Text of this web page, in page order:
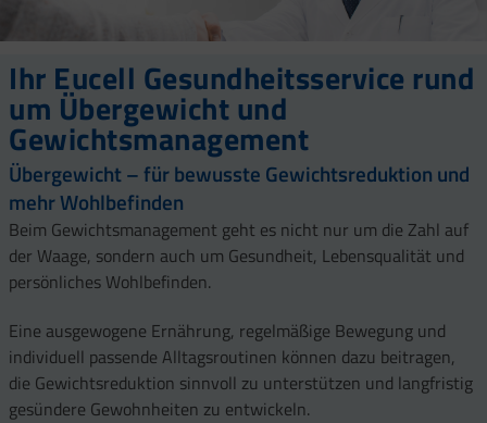
Ihr Eucell Gesundheitsservice rund
um Übergewicht und
Gewichtsmanagement
Übergewicht – für bewusste Gewichtsreduktion und
mehr Wohlbefinden
Beim Gewichtsmanagement geht es nicht nur um die Zahl auf
der Waage, sondern auch um Gesundheit, Lebensqualität und
persönliches Wohlbefinden.
Eine ausgewogene Ernährung, regelmäßige Bewegung und
individuell passende Alltagsroutinen können dazu beitragen,
die Gewichtsreduktion sinnvoll zu unterstützen und langfristig
gesündere Gewohnheiten zu entwickeln.